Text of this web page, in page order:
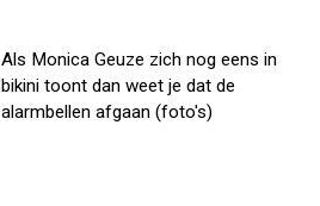
Als Monica Geuze zich nog eens in
bikini toont dan weet je dat de
alarmbellen afgaan (foto's)